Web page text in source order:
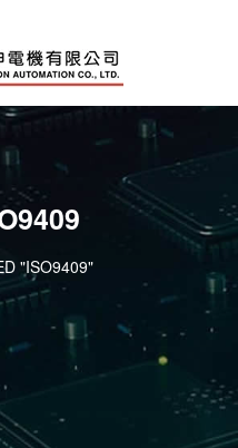
"ISO9409"